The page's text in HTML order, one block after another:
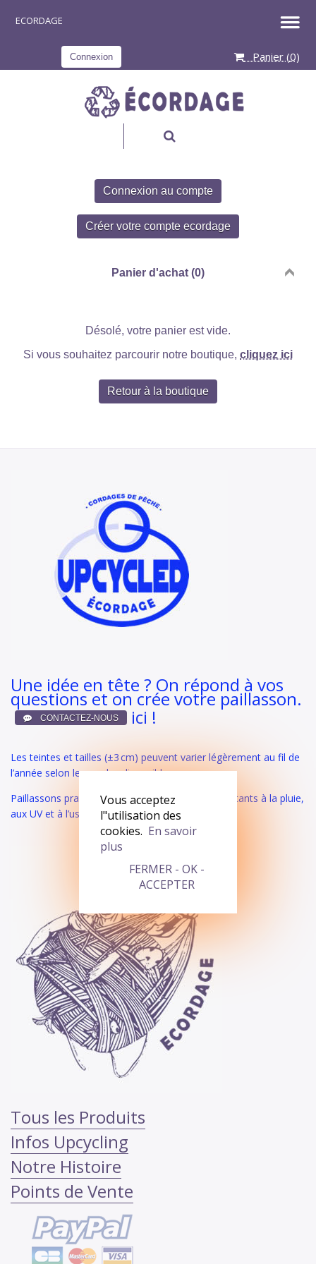
Connexion Panier (0)
Connexion au compte
Créer votre compte ecordage
Panier d'achat (0)
Désolé, votre panier est vide.
Si vous souhaitez parcourir notre boutique, cliquez ici
Retour à la boutique
Une idée en tête ? On répond à vos
questions et on crée votre paillasson.
ici !
Les teintes et tailles (±3 cm) peuvent varier légèrement au fil de
l’année selon les cordes disponibles.
Paillassons pratiques et durables, antitache, résistants à la pluie,
aux UV et à l’usure.
Tous les Produits
Infos Upcycling
Notre Histoire
Points de Vente
Vous acceptez
l"utilisation des
cookies. En savoir
plus
FERMER - OK -
ACCEPTER